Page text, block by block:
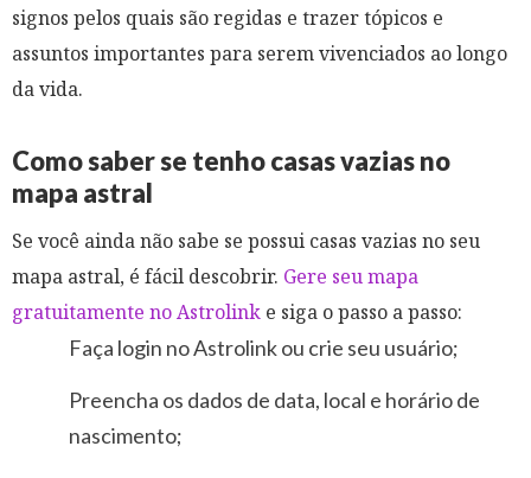
signos pelos quais são regidas e trazer tópicos e
assuntos importantes para serem vivenciados ao longo
da vida.
Como saber se tenho casas vazias no
mapa astral
Se você ainda não sabe se possui casas vazias no seu
mapa astral, é fácil descobrir. Gere seu mapa
gratuitamente no Astrolink e siga o passo a passo:
Faça login no Astrolink ou crie seu usuário;
Preencha os dados de data, local e horário de
nascimento;